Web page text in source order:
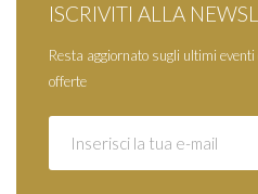
ISCRIVITI ALLA
Resta aggiornato sugli ultimi
offerte